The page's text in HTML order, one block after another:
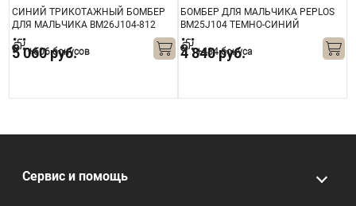
СИНИЙ ТРИКОТАЖНЫЙ БОМБЕР
ДЛЯ МАЛЬЧИКА BM26J104-812
5 060 руб.
+506 бонусов
БОМБЕР ДЛЯ МАЛЬЧИКА PEPLOS
BM25J104 ТЕМНО-СИНИЙ
4 840 руб.
+484 бонуса
Сервис и помощь